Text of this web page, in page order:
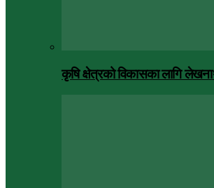
कृषि क्षेत्रको विकासका लागि